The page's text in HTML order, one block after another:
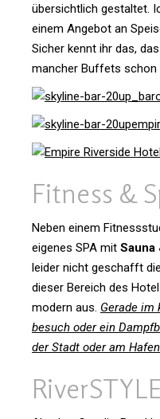
über­sicht­lich gestaltet.
einem Angebot an
Sicher kennt ihr das,
man­cher Buf­fets
Fit­ness &
Neben einem
eigenes SPA mit Sauna
leider nicht geschafft
dieser Bereich des
modern aus. Gerade im
be­such oder ein
der Stadt oder am